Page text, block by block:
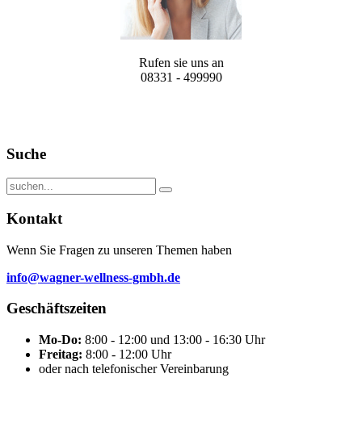
Rufen sie uns an
08331 - 499990
Suche
Kontakt
Wenn Sie Fragen zu unseren Themen haben
info@wagner-wellness-gmbh.de
Geschäftszeiten
Mo-Do: 8:00 - 12:00 und 13:00 - 16:30 Uhr
Freitag: 8:00 - 12:00 Uhr
oder nach telefonischer Vereinbarung